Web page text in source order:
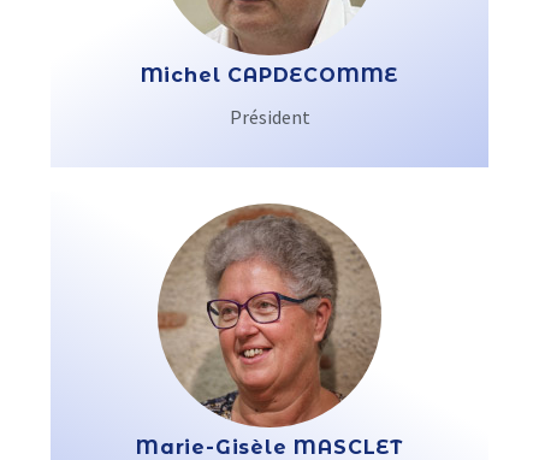
Michel CAPDECOMME
Président
Marie-Gisèle MASCLET